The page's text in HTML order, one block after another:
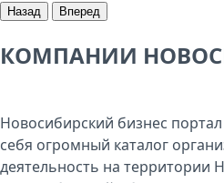
Назад Вперед
КОМПАНИИ
Новосибирский бизнес
себя огромный каталог
деятельность на территории